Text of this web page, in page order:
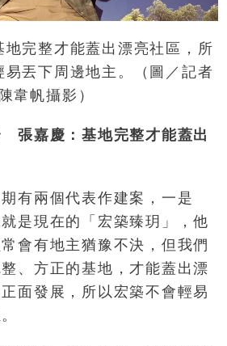
完整才能蓋出漂亮社區，所
易丟下周邊地主。（圖／記者
陳韋帆攝影）
張嘉慶：基地完整才能蓋出
有兩個代表作建案，一是
就是現在的「宏築臻玥」，他
會有地主猶豫不決，但我們
、方正的基地，才能蓋出漂
面發展，所以宏築不會輕易